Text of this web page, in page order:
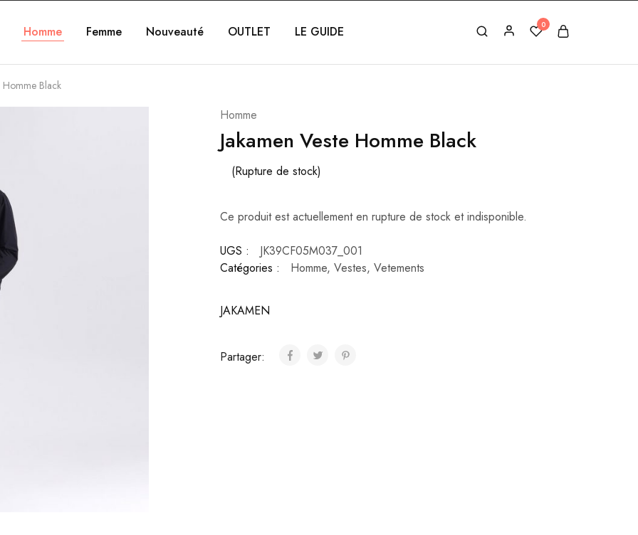
Homme Femme Nouveauté OUTLET LE GUIDE 0
Homme Black
Homme
Jakamen Veste Homme Black
(Rupture de stock)
Ce produit est actuellement en rupture de stock et indisponible.
UGS :
JK39CF05M037_001
Catégories :
Homme, Vestes, Vetements
JAKAMEN
Partager: